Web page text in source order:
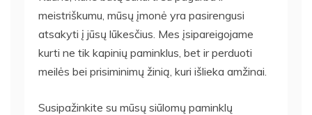
meistriškumu, mūsų įmonė yra pasirengusi
atsakyti į jūsų lūkesčius. Mes įsipareigojame
kurti ne tik kapinių paminklus, bet ir perduoti
meilės bei prisiminimų žinią, kuri išlieka amžinai.
Susipažinkite su mūsų siūlomų paminklų